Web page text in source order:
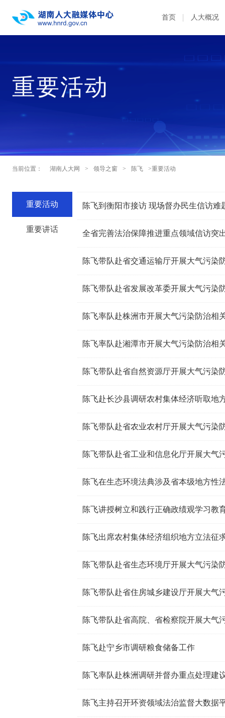
首页 人大概况
重要活动
当前位置： 湖南人大网 > 领导之窗 > 陈飞 >重要活动
重要活动
重要讲话
陈飞到衡阳市接访 现场督办民生信访难
全省完善法治保障推进重点领域信访突
陈飞带队赴省交通运输厅开展大气污染
陈飞带队赴省发展改革委开展大气污染
陈飞率队赴株洲市开展大气污染防治相
陈飞率队赴湘潭市开展大气污染防治相
陈飞带队赴省自然资源厅开展大气污染
陈飞赴长沙县调研农村集体经济听取地
陈飞带队赴省农业农村厅开展大气污染
陈飞带队赴省工业和信息化厅开展大气
陈飞讲授树立和践行正确政绩观学习教
陈飞出席农村集体经济组织地方立法征
陈飞带队赴省生态环境厅开展大气污染
陈飞带队赴省住房城乡建设厅开展大气
陈飞带队赴省高院、省检察院开展大气
陈飞赴宁乡市调研粮食储备工作
陈飞主持召开环资领域法治监督大数据